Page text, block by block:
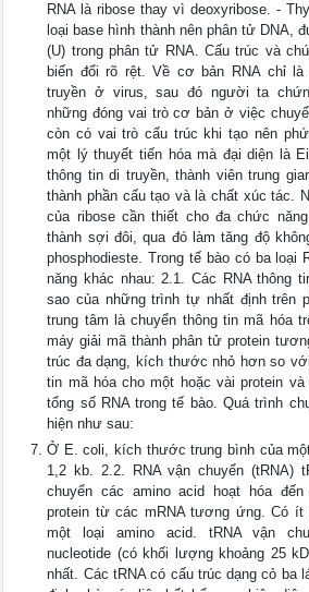
RNA là ribose thay vì deoxyribose. -
loại base hình thành nên phân tử DNA,
(U) trong phân tử RNA. Cấu trúc và
biến đổi rõ rệt. Về cơ bản RNA chỉ là
truyền ở virus, sau đó người ta
những đóng vai trò cơ bản ở việc
còn có vai trò cấu trúc khi tạo nên
một lý thuyết tiến hóa mà đại diện là
thông tin di truyền, thành viên trung
thành phần cấu tạo và là chất xúc tác.
của ribose cần thiết cho đa chức
thành sợi đôi, qua đó làm tăng độ
phosphodieste. Trong tế bào có ba loại
năng khác nhau: 2.1. Các RNA thông
sao của những trình tự nhất định trên
trung tâm là chuyển thông tin mã hóa
máy giải mã thành phân tử protein
trúc đa dạng, kích thước nhỏ hơn so
tin mã hóa cho một hoặc vài protein và
tổng số RNA trong tế bào. Quá trình
hiện như sau:
Ở E. coli, kích thước trung bình của
1,2 kb. 2.2. RNA vận chuyển (tRNA)
chuyển các amino acid hoạt hóa
protein từ các mRNA tương ứng. Có ít
một loại amino acid. tRNA vận
nucleotide (có khối lượng khoảng 25
nhất. Các tRNA có cấu trúc dạng cỏ ba